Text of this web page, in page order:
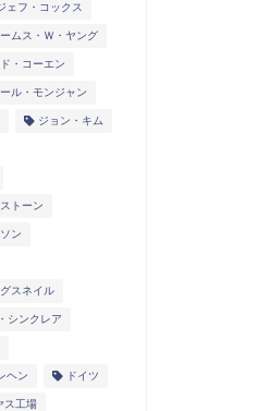
ェフ・コックス
ムス・Ｗ・ヤング
・コーエン
ル・モンジャン
ジョン・キム
トーン
ン
スネイル
シンクレア
ヘン ドイツ
ス工場